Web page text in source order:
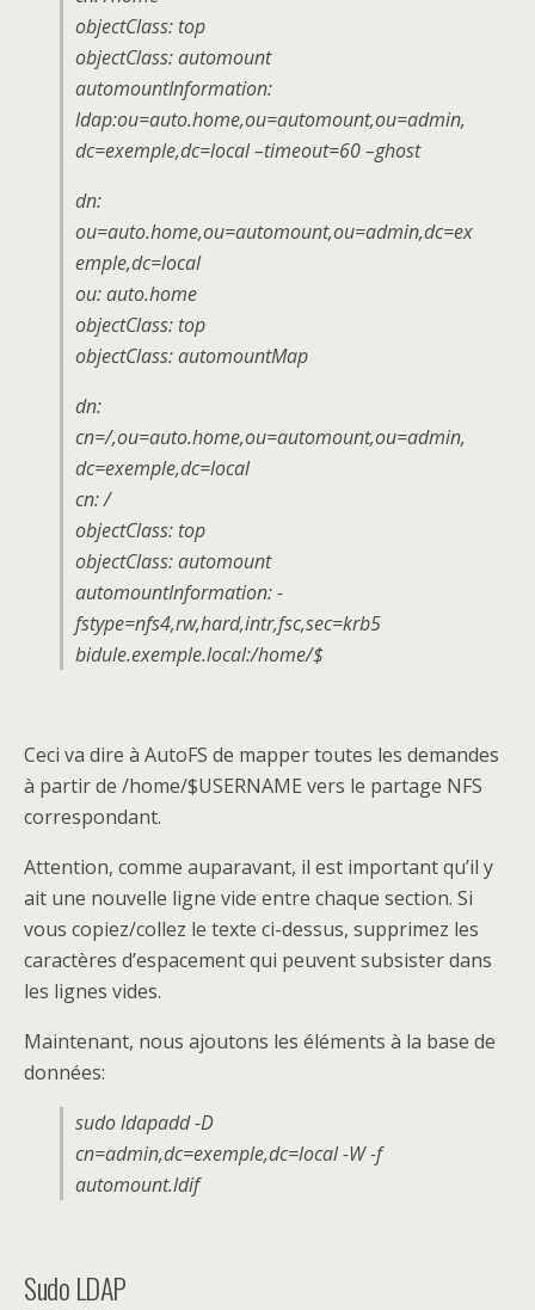
objectClass: top
objectClass: automount
automountInformation:
ldap:ou=auto.home,ou=automount,ou=admin,
dc=exemple,dc=local –timeout=60 –ghost
dn:
ou=auto.home,ou=automount,ou=admin,dc=ex
emple,dc=local
ou: auto.home
objectClass: top
objectClass: automountMap
dn:
cn=/,ou=auto.home,ou=automount,ou=admin,
dc=exemple,dc=local
cn: /
objectClass: top
objectClass: automount
automountInformation: -
fstype=nfs4,rw,hard,intr,fsc,sec=krb5
bidule.exemple.local:/home/$
Ceci va dire à AutoFS de mapper toutes les demandes
à partir de /home/$USERNAME vers le partage NFS
correspondant.
Attention, comme auparavant, il est important qu’il y
ait une nouvelle ligne vide entre chaque section. Si
vous copiez/collez le texte ci-dessus, supprimez les
caractères d’espacement qui peuvent subsister dans
les lignes vides.
Maintenant, nous ajoutons les éléments à la base de
données:
sudo ldapadd -D
cn=admin,dc=exemple,dc=local -W -f
automount.ldif
Sudo LDAP